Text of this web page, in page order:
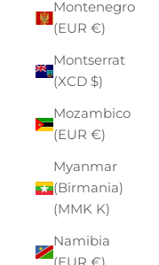
Montenegro
(EUR €)
Montserrat
(XCD $)
Mozambico
(EUR €)
Myanmar
(Birmania)
(MMK K)
Namibia